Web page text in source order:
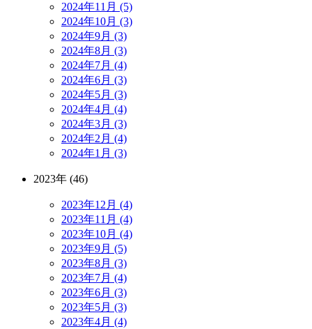
2024年11月 (5)
2024年10月 (3)
2024年9月 (3)
2024年8月 (3)
2024年7月 (4)
2024年6月 (3)
2024年5月 (3)
2024年4月 (4)
2024年3月 (3)
2024年2月 (4)
2024年1月 (3)
2023年 (46)
2023年12月 (4)
2023年11月 (4)
2023年10月 (4)
2023年9月 (5)
2023年8月 (3)
2023年7月 (4)
2023年6月 (3)
2023年5月 (3)
2023年4月 (4)